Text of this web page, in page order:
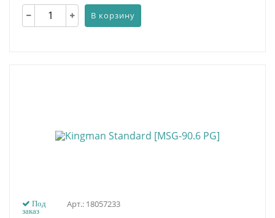
В корзину
Под
заказ
Арт.: 18057233